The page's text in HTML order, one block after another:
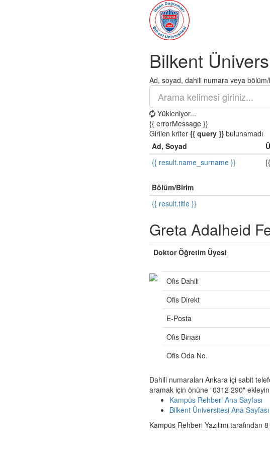
Bilkent
Ad, soyad, dahili numara veya
Yükleniyor...
{{ errorMessage }}
Girilen kriter {{ query }} bulunamadı
Ad, Soyad
{{ result.name_surname }}
Bölüm/Birim
{{ result.title }}
Greta Adalheid
Doktor Öğretim Üyesi
Ofis Dahili
Ofis Direkt
E-Posta
Ofis Binası
Ofis Oda No.
Dahili numaraları Ankara içi sabit
aramak için önüne "0312 290"
Kampüs Rehberi Ana Sayfası
Bilkent Üniversitesi Ana Sayfası
Kampüs Rehberi Yazılımı